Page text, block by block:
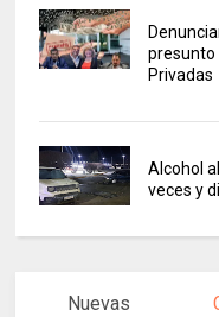
presunto
Privadas
Alcohol
veces y
Nuevas